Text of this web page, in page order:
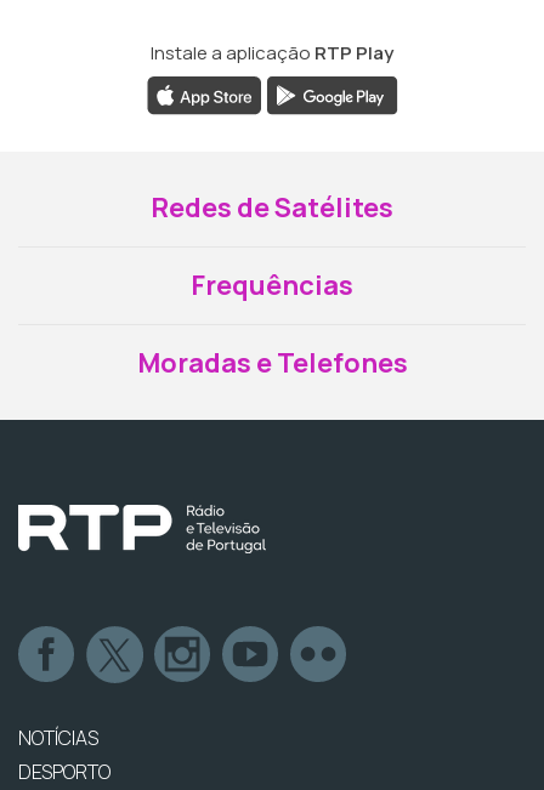
Instale a aplicação RTP Play
Redes de Satélites
Frequências
Moradas e Telefones
NOTÍCIAS
DESPORTO